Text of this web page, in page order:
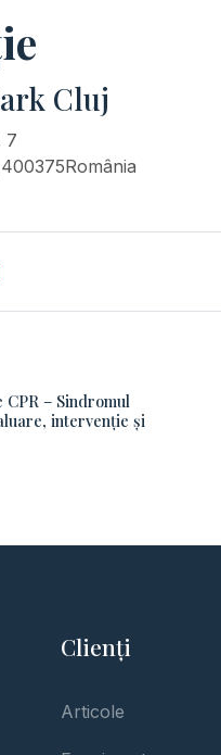
Cluj
7
400375România
CPR – Sindromul
intervenție și
Clienți
Articole